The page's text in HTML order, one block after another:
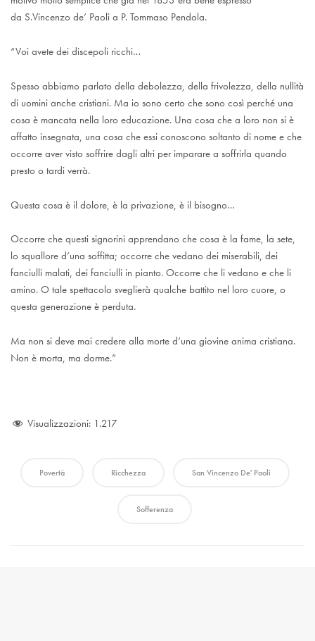
da S.Vincenzo de’ Paoli a P. Tommaso Pendola.
“Voi avete dei discepoli ricchi…
Spesso abbiamo parlato della debolezza, della frivolezza, della nullità
di uomini anche cristiani. Ma io sono certo che sono così perché una
cosa è mancata nella loro educazione. Una cosa che a loro non si è
affatto insegnata, una cosa che essi conoscono soltanto di nome e che
occorre aver visto soffrire dagli altri per imparare a soffrirla quando
presto o tardi verrà.
Questa cosa è il dolore, è la privazione, è il bisogno…
Occorre che questi signorini apprendano che cosa è la fame, la sete,
lo squallore d’una soffitta; occorre che vedano dei miserabili, dei
fanciulli malati, dei fanciulli in pianto. Occorre che li vedano e che li
amino. O tale spettacolo sveglierà qualche battito nel loro cuore, o
questa generazione è perduta.
Ma non si deve mai credere alla morte d’una giovine anima cristiana.
Non è morta, ma dorme.”
Visualizzazioni: 1.217
Povertà Ricchezza San Vincenzo De' Paoli
Sofferenza